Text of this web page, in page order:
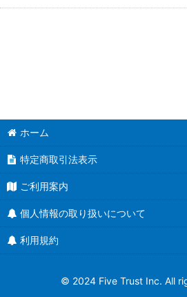
ホーム
特定商取引法表示
ご利用案内
個人情報の取り扱いについて
利用規約
© 2024 Five Trust Inc. All